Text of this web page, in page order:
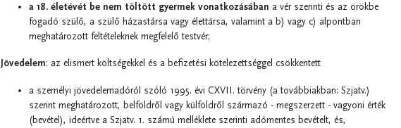
a 18. életévét be nem töltött gyermek vonatkozásában a vér szerinti és az örökbe
fogadó szülő, a szülő házastársa vagy élettársa, valamint a b) vagy c) alpontban
meghatározott feltételeknek megfelelő testvér;
Jövedelem: az elismert költségekkel és a befizetési kötelezettséggel csökkentett
a személyi jövedelemadóról szóló 1995. évi CXVII. törvény (a továbbiakban: Szjatv.)
szerint meghatározott, belföldről vagy külföldről származó - megszerzett - vagyoni érték
(bevétel), ideértve a Szjatv. 1. számú melléklete szerinti adómentes bevételt, és,